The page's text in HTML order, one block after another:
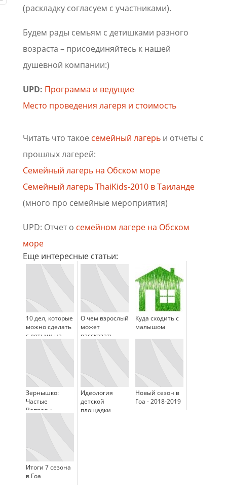
(раскладку согласуем с участниками).
Будем рады семьям с детишками разного
возраста – присоединяйтесь к нашей
душевной компании:)
UPD: Программа и ведущие
Место проведения лагеря и стоимость
Читать что такое семейный лагерьи отчеты с
прошлых лагерей:
Семейный лагерь на Обском море
Семейный лагерь ThaiKids-2010 в Таиланде
(много про семейные мероприятия)
UPD: Отчет о семейном лагере на Обском
море
Еще интересные статьи:
10 дел, которые
можно сделать
с детьми на
О чем взрослый
может
рассказать
Куда сходить с
малышом
Зернышко:
Частые
Вопросы
Идеология
детской
площадки
Новый сезон в
Гоа - 2018-2019
Итоги 7 сезона
в Гоа